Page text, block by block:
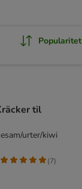
Popularitet
til
urter/kiwi
(7)